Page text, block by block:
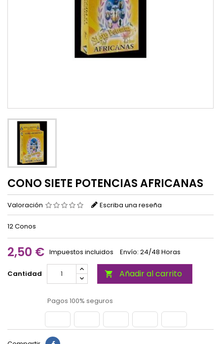
CONO SIETE POTENCIAS AFRICANAS
Valoración Escriba una reseña
12 Conos
2,50 € Impuestos incluidos Envío: 24/48 Horas
Cantidad  Añadir al carrito
Pagos 100% seguros